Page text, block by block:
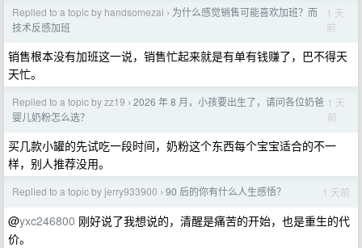
Replied to a topic by handsomezai › 为什么感觉销售可能喜欢加班？而
技术反感加班
1 天
前
销售根本没有加班这一说，销售忙起来就是有单有钱赚了，巴不得天
天忙。
Replied to a topic by zz19 › 2026 年 8 月，小孩要出生了，请问各位奶爸
婴儿奶粉怎么选？
1 天
前
买几款小罐的先试吃一段时间，奶粉这个东西每个宝宝适合的不一
样，别人推荐没用。
Replied to a topic by jerry933900 › 90 后的你有什么人生感悟？ 1 天前
@yxc246800 刚好说了我想说的，清醒是痛苦的开始，也是重生的代
价。